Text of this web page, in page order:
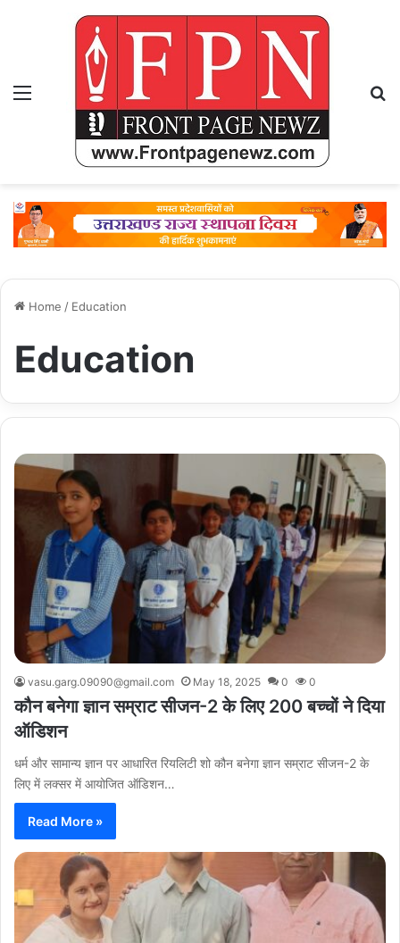
Menu
Home / Education
Education
vasu.garg.09090@gmail.com May 18, 2025 0 0
कौन बनेगा ज्ञान सम्राट सीजन-2 के लिए 200 बच्चों ने दिया
ऑडिशन
धर्म और सामान्य ज्ञान पर आधारित रियलिटी शो कौन बनेगा ज्ञान सम्राट सीजन-2 के
लिए में लक्सर में आयोजित ऑडिशन…
Read More »